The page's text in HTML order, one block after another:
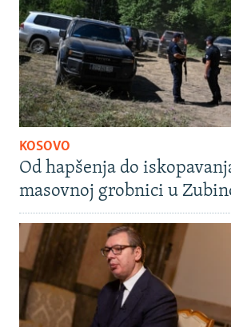
KOSOVO
Od hapšenja do
masovnoj grobnici u